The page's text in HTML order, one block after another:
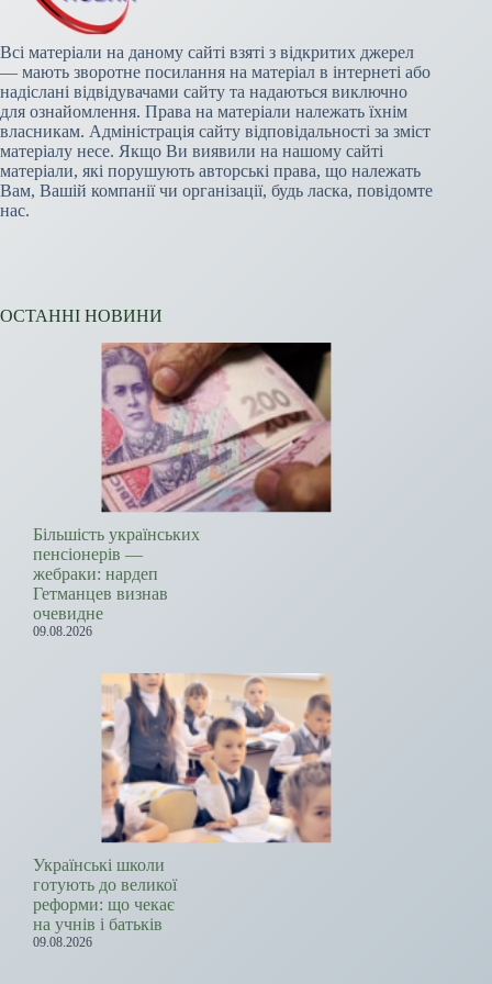
Всі матеріали на даному сайті взяті з відкритих джерел
— мають зворотне посилання на матеріал в інтернеті або
надіслані відвідувачами сайту та надаються виключно
для ознайомлення. Права на матеріали належать їхнім
власникам. Адміністрація сайту відповідальності за зміст
матеріалу несе. Якщо Ви виявили на нашому сайті
матеріали, які порушують авторські права, що належать
Вам, Вашій компанії чи організації, будь ласка, повідомте
нас.
ОСТАННІ НОВИНИ
Більшість українських
пенсіонерів —
жебраки: нардеп
Гетманцев визнав
очевидне
09.08.2026
Українські школи
готують до великої
реформи: що чекає
на учнів і батьків
09.08.2026